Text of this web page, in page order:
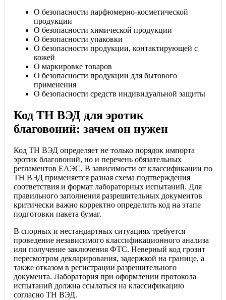
О безопасности парфюмерно-косметической
продукции
О безопасности химической продукции
О безопасности упаковки
О безопасности продукции, контактирующей с
кожей
О маркировке товаров
О безопасности продукции для бытового
применения
О безопасности средств индивидуальной защиты
Код ТН ВЭД для эротик
благовоний: зачем он нужен
Код ТН ВЭД определяет не только порядок импорта
эротик благовоний, но и перечень обязательных
регламентов ЕАЭС. В зависимости от классификации по
ТН ВЭД применяется разная схема подтверждения
соответствия и формат лабораторных испытаний. Для
правильного заполнения разрешительных документов
критически важно корректно определить код на этапе
подготовки пакета бумаг.
В спорных и нестандартных ситуациях требуется
проведение независимого классификационного анализа
или получение заключения ФТС. Неверный код грозит
пересмотром декларирования, задержкой на границе, а
также отказом в регистрации разрешительного
документа. Лаборатория при оформлении протокола
испытаний должна ссылаться на классификацию
согласно ТН ВЭД.